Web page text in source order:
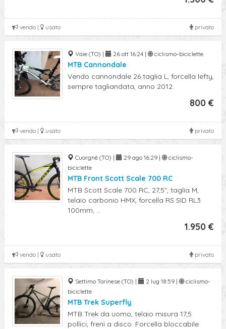
privato
vendo | usato
Vaie (TO) | 26 ott 16:24 | ciclismo-biciclette
MTB Cannondale
Vendo cannondale 26 taglia L, forcella lefty,
sempre tagliandata, anno 2012.
800 €
privato
vendo | usato
Cuorgnè (TO) | 29 ago 16:29 |
ciclismo-
biciclette
MTB Front Scott Scale 700 RC
MTB Scott Scale 700 RC, 27,5", taglia M,
telaio carbonio HMX, forcella RS SID RL3
100mm, ...
1.950 €
privato
vendo | usato
Settimo Torinese (TO) | 2 lug 18:59 |
ciclismo-
biciclette
MTB Trek Superfly
MTB Trek da uomo, telaio misura 17,5
pollici, freni a disco. Forcella bloccabile